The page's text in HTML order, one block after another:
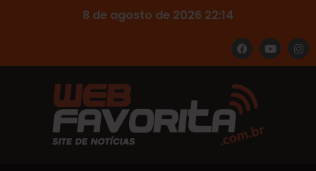
8 de agosto de 2026 22:14